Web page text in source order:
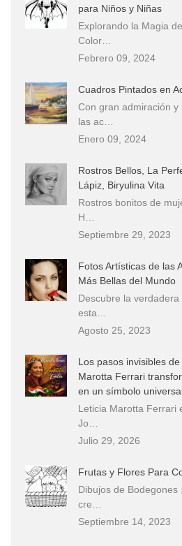
para Niños y Niñas
Explorando la Magia
Color…
Febrero 09, 2024
Cuadros Pintados en
Con gran admiración
las ac…
Enero 09, 2024
Rostros Bellos, La
Lápiz, Biryulina Vita
Rostros bonitos de
H…
Septiembre 29, 2023
Fotos Artísticas de las
Más Bellas del Mundo
Descubre la
esta…
Agosto 25, 2023
Los pasos invisibles
Marotta Ferrari
en un símbolo
Leticia Marotta Ferrari
Jo…
Julio 29, 2026
Frutas y Flores Para
Dibujos de Bodegones
cre…
Septiembre 14, 2023